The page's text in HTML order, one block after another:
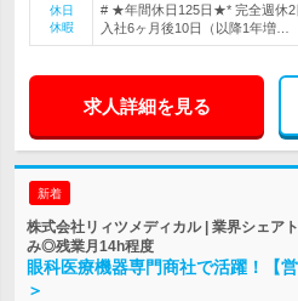
休日
休暇
# ★年間休日125日★* 完全週休2
入社6ヶ月後10日（以降1年増…
求人詳細を見る
新着
株式会社リィツメディカル | 業界シェア
み◎残業月14h程度
眼科医療機器専門商社で活躍！【
＞